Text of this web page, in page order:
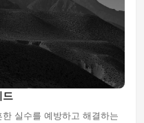
드
실수를 예방하고 해결하는